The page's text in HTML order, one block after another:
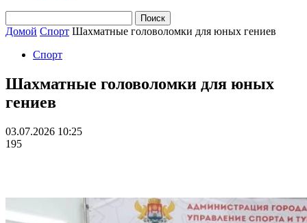
Домой Спорт Шахматные головоломки для юных гениев
Спорт
Шахматные головоломки для юных
гениев
03.07.2026 10:25
195